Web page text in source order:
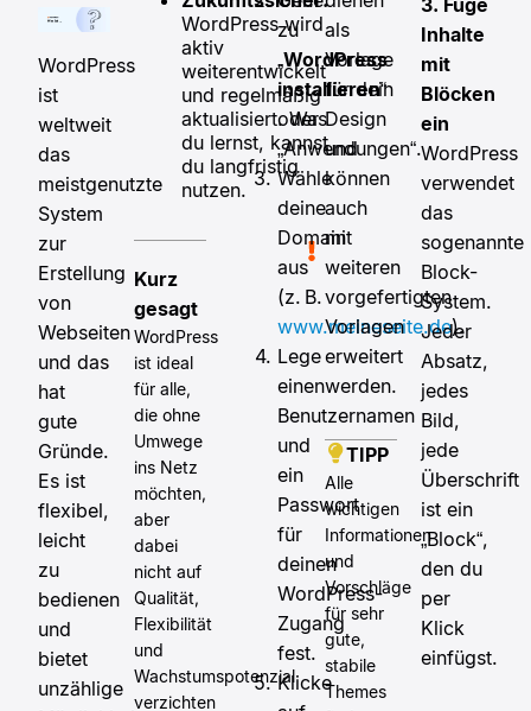
WordPress
ist
weltweit
das
meistgenutzte
System
zur
Erstellung
von
Webseiten
und das
hat
gute
Gründe.
Es ist
flexibel,
leicht
zu
bedienen
und
bietet
unzählige
WordPress wird
aktiv
weiterentwickelt
und regelmäßig
aktualisiert. Was
du lernst, kannst
du langfristig
nutzen.
Kurz
gesagt
WordPress
ist ideal
für alle,
die ohne
Umwege
ins Netz
möchten,
aber
dabei
nicht auf
Qualität,
Flexibilität
und
Wachstumspotenzial
verzichten
zu
„WordPress
installieren“
oder
„Anwendungen“.
Wähle
deine
Domain
aus
(z. B.
www.meineseite.de).
Lege
einen
Benutzernamen
und
ein
Passwort
für
deinen
WordPress-
Zugang
fest.
Klicke
als
Vorlage
für dein
Design
und
können
auch
mit
weiteren
vorgefertigten
Vorlagen
erweitert
werden.
TIPP
Alle
wichtigen
Informationen
und
Vorschläge
für sehr
gute,
stabile
Themes
Inhalte
mit
Blöcken
ein
WordPress
verwendet
das
sogenannte
Block-
System.
Jeder
Absatz,
jedes
Bild,
jede
Überschrift
ist ein
„Block“,
den du
per
Klick
einfügst.